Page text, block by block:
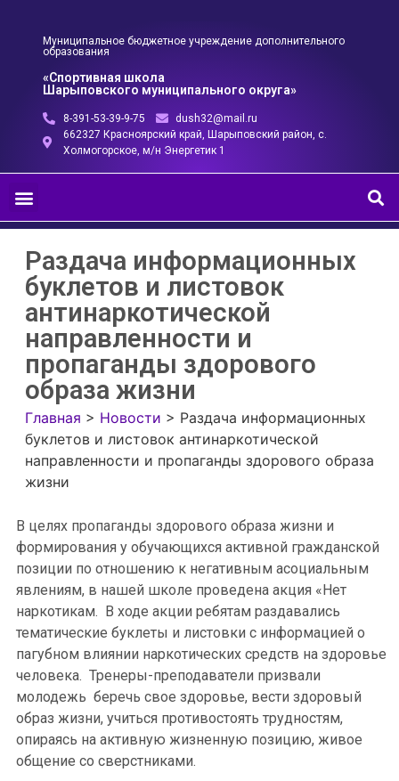
Муниципальное бюджетное учреждение дополнительного
образования
«Спортивная школа
Шарыповского муниципального округа»
8-391-53-39-9-75
dush32@mail.ru
662327 Красноярский край, Шарыповский район, с.
Холмогорское, м/н Энергетик 1
Раздача информационных
буклетов и листовок
антинаркотической
направленности и
пропаганды здорового
образа жизни
Главная > Новости > Раздача информационных
буклетов и листовок антинаркотической
направленности и пропаганды здорового образа
жизни
В целях пропаганды здорового образа жизни и
формирования у обучающихся активной гражданской
позиции по отношению к негативным асоциальным
явлениям, в нашей школе проведена акция «Нет
наркотикам. В ходе акции ребятам раздавались
тематические буклеты и листовки с информацией о
пагубном влиянии наркотических средств на здоровье
человека. Тренеры-преподаватели призвали
молодежь беречь свое здоровье, вести здоровый
образ жизни, учиться противостоять трудностям,
опираясь на активную жизненную позицию, живое
общение со сверстниками.